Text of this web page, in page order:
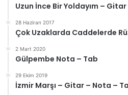
Uzun İnce Bir Yoldayım –
28 Haziran 2017
Çok Uzaklarda Caddelerde
2 Mart 2020
Gülpembe Nota – Tab
29 Ekim 2019
İzmir Marşı – Gitar – Nota –